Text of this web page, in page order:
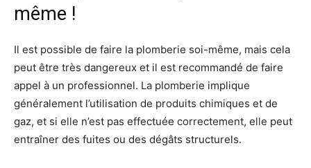
même !
Il est possible de faire la plomberie soi-même, mais cela
peut être très dangereux et il est recommandé de faire
appel à un professionnel. La plomberie implique
généralement l’utilisation de produits chimiques et de
gaz, et si elle n’est pas effectuée correctement, elle peut
entraîner des fuites ou des dégâts structurels.